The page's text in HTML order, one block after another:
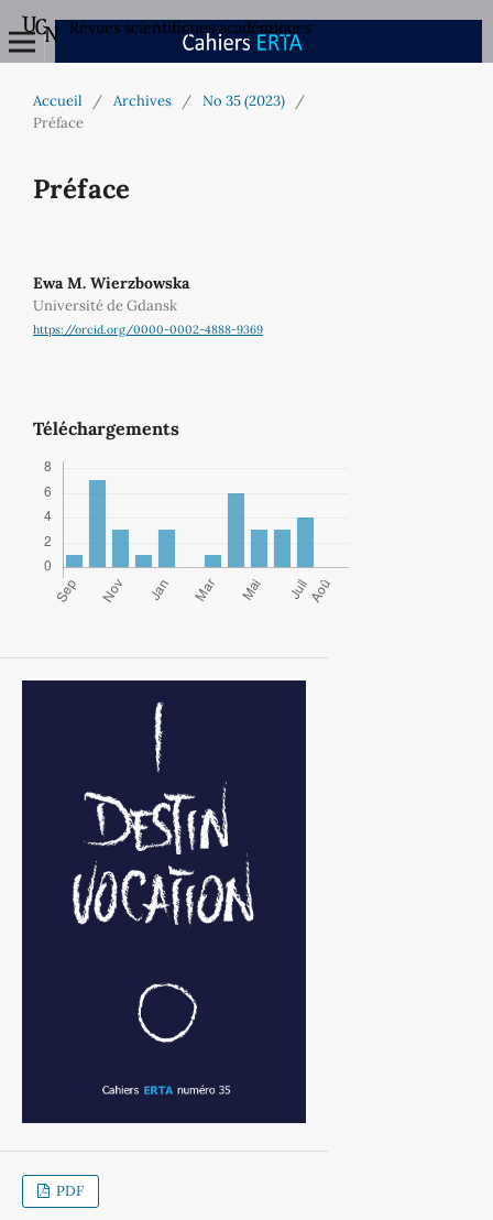
Revues scientifiques académiques
Accueil / Archives / No 35 (2023)
/
Préface
Préface
Ewa M. Wierzbowska
Université de Gdansk
https://orcid.org/0000-0002-4888-9369
Téléchargements
PDF